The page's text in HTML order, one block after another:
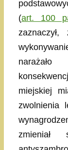
(art. 100
narażało
miejskiej
zwolnienia